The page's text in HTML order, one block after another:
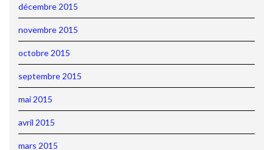
décembre 2015
novembre 2015
octobre 2015
septembre 2015
mai 2015
avril 2015
mars 2015